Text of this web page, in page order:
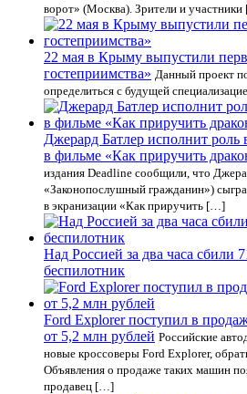
ворот» (Москва). Зрители и
22 мая в Крыму выпустили
гостеприимства» Данный проект
определиться с будущей
Джерард Батлер исполнит роль
в фильме «Как приручить
издания Deadline сообщили, что
«Законопослушный гражданин»)
в экранизации «Как приручить […]
Над Россией за два часа сбили
беспилотник
Ford Explorer поступил в
от 5,2 млн рублей Российские
новые кроссоверы Ford Explorer,
Объявления о продаже таких машин
продавец […]